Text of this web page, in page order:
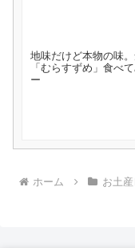
地味だけど本物の味
「むらすずめ」食べ
ー
ホーム お土